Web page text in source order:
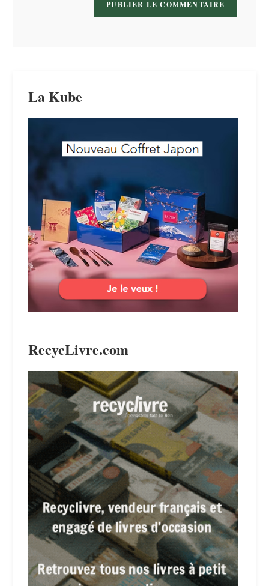
La Kube
RecycLivre.com